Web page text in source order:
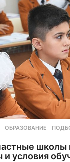
,ОБРАЗОВАНИЕ ,
школы
и условия